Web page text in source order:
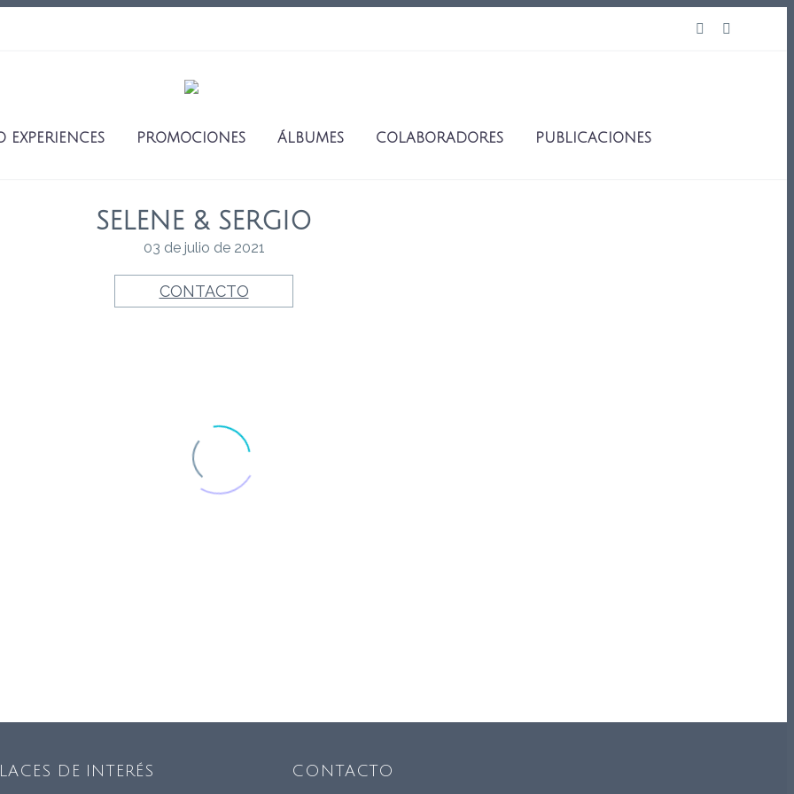
EXPERIENCES PROMOCIONES ÁLBUMES COLABORADORES PUBLICACIONES
SELENE & SERGIO
03 de julio de 2021
CONTACTO
DE INTERÉS CONTACTO